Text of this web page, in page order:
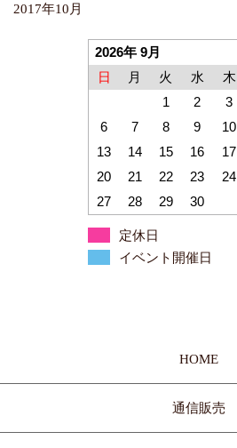
2017年10月
2026年 9月
日
月 火 水 木
1
2 3
6
7 8 9 10
13
14 15 16 17
20
21 22 23 24
27
28 29 30
定休日
イベント開催日
HOME
通信販売